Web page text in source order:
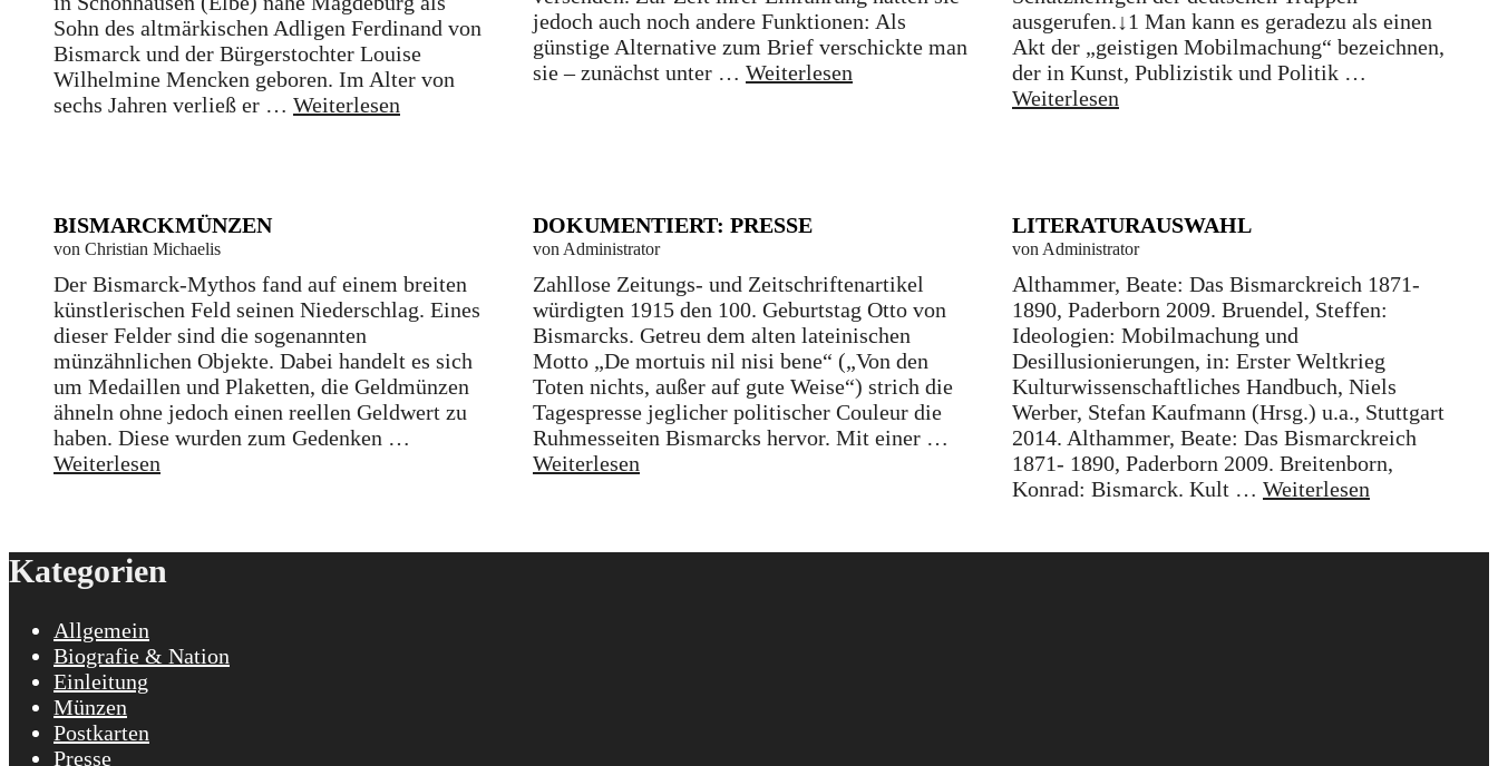
Sohn des altmärkischen Adligen Ferdinand von
Bismarck und der Bürgerstochter Louise
Wilhelmine Mencken geboren. Im Alter von
sechs Jahren verließ er … Weiterlesen
jedoch auch noch andere Funktionen: Als
günstige Alternative zum Brief verschickte man
sie – zunächst unter … Weiterlesen
ausgerufen.↓1 Man kann es geradezu als einen
Akt der „geistigen Mobilmachung“ bezeichnen,
der in Kunst, Publizistik und Politik …
Weiterlesen
BISMARCKMÜNZEN
von Christian Michaelis
Der Bismarck-Mythos fand auf einem breiten
künstlerischen Feld seinen Niederschlag. Eines
dieser Felder sind die sogenannten
münzähnlichen Objekte. Dabei handelt es sich
um Medaillen und Plaketten, die Geldmünzen
ähneln ohne jedoch einen reellen Geldwert zu
haben. Diese wurden zum Gedenken …
Weiterlesen
DOKUMENTIERT: PRESSE
von Administrator
Zahllose Zeitungs- und Zeitschriftenartikel
würdigten 1915 den 100. Geburtstag Otto von
Bismarcks. Getreu dem alten lateinischen
Motto „De mortuis nil nisi bene“ („Von den
Toten nichts, außer auf gute Weise“) strich die
Tagespresse jeglicher politischer Couleur die
Ruhmesseiten Bismarcks hervor. Mit einer …
Weiterlesen
LITERATURAUSWAHL
von Administrator
Althammer, Beate: Das Bismarckreich 1871-
1890, Paderborn 2009. Bruendel, Steffen:
Ideologien: Mobilmachung und
Desillusionierungen, in: Erster Weltkrieg
Kulturwissenschaftliches Handbuch, Niels
Werber, Stefan Kaufmann (Hrsg.) u.a., Stuttgart
2014. Althammer, Beate: Das Bismarckreich
1871- 1890, Paderborn 2009. Breitenborn,
Konrad: Bismarck. Kult … Weiterlesen
Kategorien
Allgemein
Biografie & Nation
Einleitung
Münzen
Postkarten
Presse